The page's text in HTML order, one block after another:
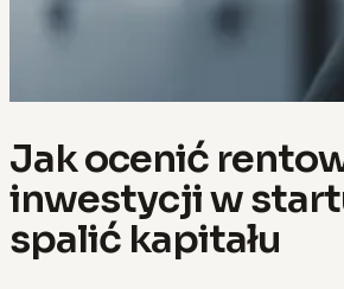
Jak ocenić
inwestycji w
spalić kapitału